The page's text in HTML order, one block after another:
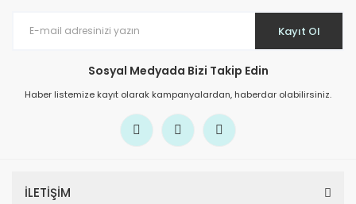
Kayıt Ol
Sosyal Medyada Bizi Takip Edin
Haber listemize kayıt olarak kampanyalardan, haberdar olabilirsiniz.
İLETİŞİM